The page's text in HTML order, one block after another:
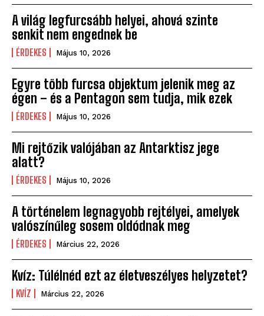
A világ legfurcsább helyei, ahová szinte
senkit nem engednek be
ÉRDEKES Május 10, 2026
Egyre több furcsa objektum jelenik meg az
égen – és a Pentagon sem tudja, mik ezek
ÉRDEKES Május 10, 2026
Mi rejtőzik valójában az Antarktisz jege
alatt?
ÉRDEKES Május 10, 2026
A történelem legnagyobb rejtélyei, amelyek
valószínűleg sosem oldódnak meg
ÉRDEKES Március 22, 2026
Kvíz: Túlélnéd ezt az életveszélyes helyzetet?
KVÍZ Március 22, 2026